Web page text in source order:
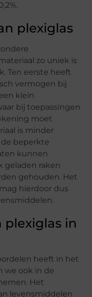
plexiglas
zo uniek is
Ten eerste heeft
vermogen bij
klein
bij toepassingen
moet
is minder
beperkte
kunnen
geladen raken
gehouden. Het
hierdoor dus
plexiglas in
heeft in het
we ook in de
Het
levensmiddelen